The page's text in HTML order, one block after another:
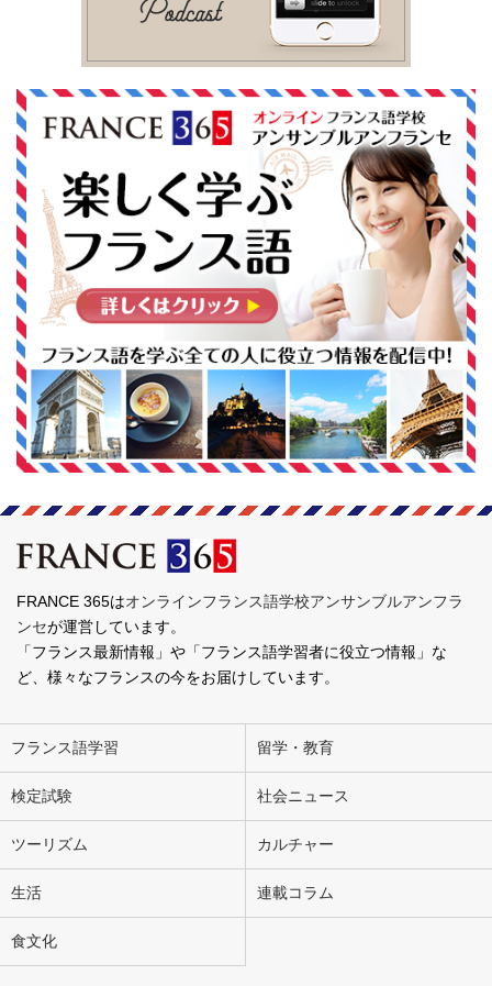
FRANCE 365はオンラインフランス語学校アンサンブルアンフラ
ンセが運営しています。
「フランス最新情報」や「フランス語学習者に役立つ情報」な
ど、様々なフランスの今をお届けしています。
フランス語学習 留学・教育
検定試験 社会ニュース
ツーリズム カルチャー
生活 連載コラム
食文化